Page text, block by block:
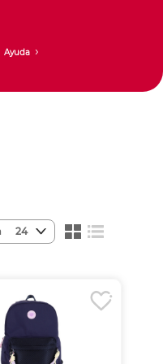
Ayuda
24